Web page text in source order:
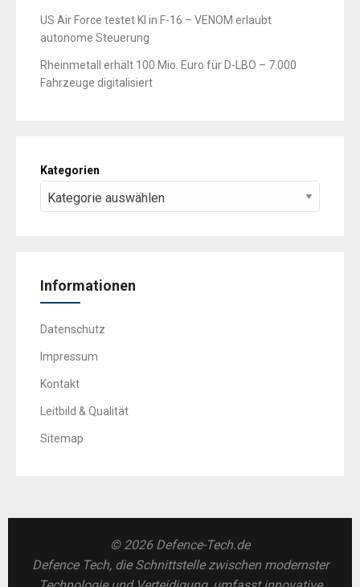
US Air Force testet KI in F-16 – VENOM erlaubt
autonome Steuerung
Rheinmetall erhält 100 Mio. Euro für D-LBO – 7.000
Fahrzeuge digitalisiert
Kategorien
Informationen
Datenschutz
Impressum
Kontakt
Leitbild & Qualität
Sitemap
© 2026 Defence-Tech.de
Defence Tech, die Schnittstelle zwischen modernster